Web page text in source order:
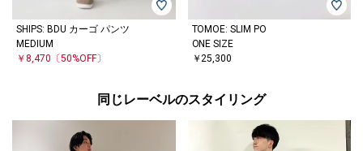
SHIPS: BDU カーゴ パンツ
MEDIUM
￥8,470 〔50%OFF〕
TOMOE: SLIM PO
ONE SIZE
￥25,300
同じレーベルのスタイリング